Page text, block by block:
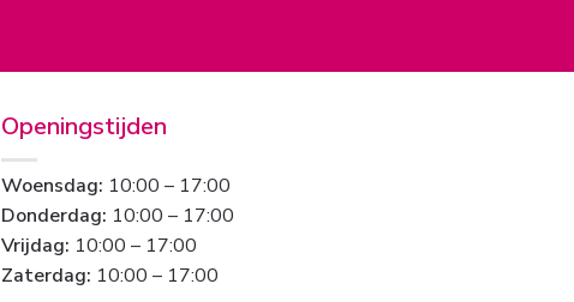
Openingstijden
Woensdag: 10:00 – 17:00
Donderdag: 10:00 – 17:00
Vrijdag: 10:00 – 17:00
Zaterdag: 10:00 – 17:00